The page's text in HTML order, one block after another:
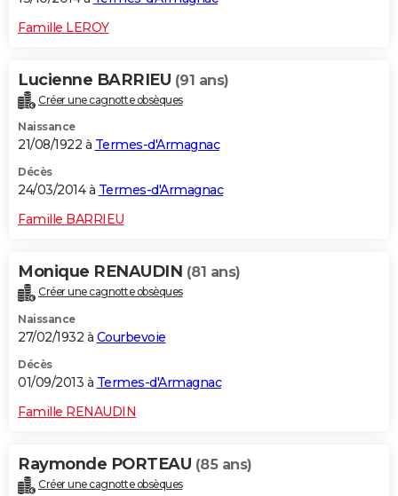
Famille LEROY
Lucienne BARRIEU (91 ans)
Créer une cagnotte obsèques
Naissance
21/08/1922 à Termes-d'Armagnac
Décès
24/03/2014 à Termes-d'Armagnac
Famille BARRIEU
Monique RENAUDIN (81 ans)
Créer une cagnotte obsèques
Naissance
27/02/1932 à Courbevoie
Décès
01/09/2013 à Termes-d'Armagnac
Famille RENAUDIN
Raymonde PORTEAU (85 ans)
Créer une cagnotte obsèques